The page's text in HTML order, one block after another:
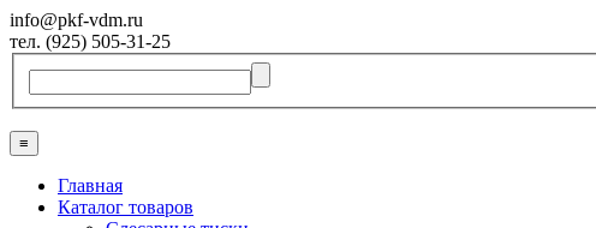
info@pkf-vdm.ru
тел. (925) 505-31-25
≡
Главная
Каталог товаров